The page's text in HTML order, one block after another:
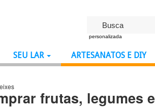
personalizada
SEU LAR ARTESANATOS E DIY
frutas, legumes